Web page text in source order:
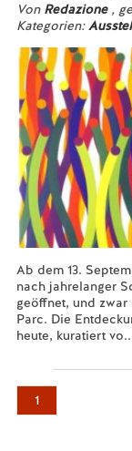
Von Redazione ,
Kategorien:
Ab dem 13.
nach jahrelanger
geöffnet, und
Parc. Die
heute, kuratiert
1